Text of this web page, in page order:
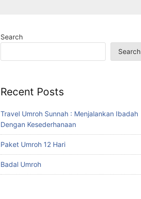
Search
Search
Recent Posts
Travel Umroh Sunnah : Menjalankan Ibadah
Dengan Kesederhanaan
Paket Umroh 12 Hari
Badal Umroh